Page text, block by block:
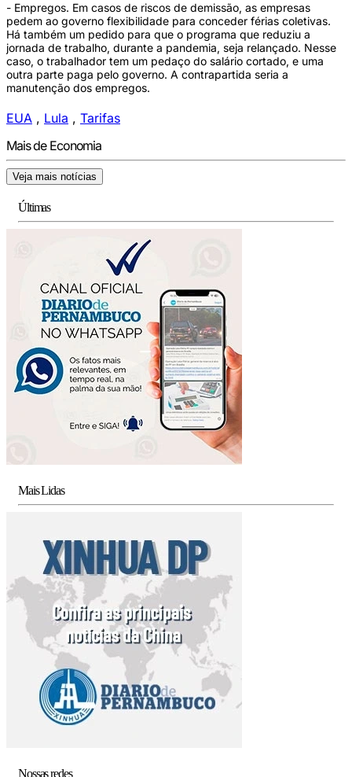
- Empregos. Em casos de riscos de demissão, as empresas
pedem ao governo flexibilidade para conceder férias coletivas.
Há também um pedido para que o programa que reduziu a
jornada de trabalho, durante a pandemia, seja relançado. Nesse
caso, o trabalhador tem um pedaço do salário cortado, e uma
outra parte paga pelo governo. A contrapartida seria a
manutenção dos empregos.
EUA , Lula , Tarifas
Mais de Economia
Veja mais notícias
Últimas
Mais Lidas
Nossas redes